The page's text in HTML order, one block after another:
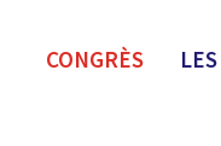
CONGRÈS